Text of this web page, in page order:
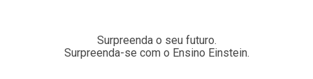
Surpreenda o seu futuro.
Surpreenda-se com o Ensino Einstein.